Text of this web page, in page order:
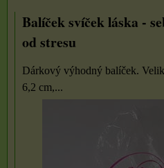
Balíček svíček láska -
od stresu
Dárkový výhodný balíček.
6,2 cm,...